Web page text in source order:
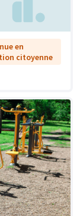
en
citoyenne